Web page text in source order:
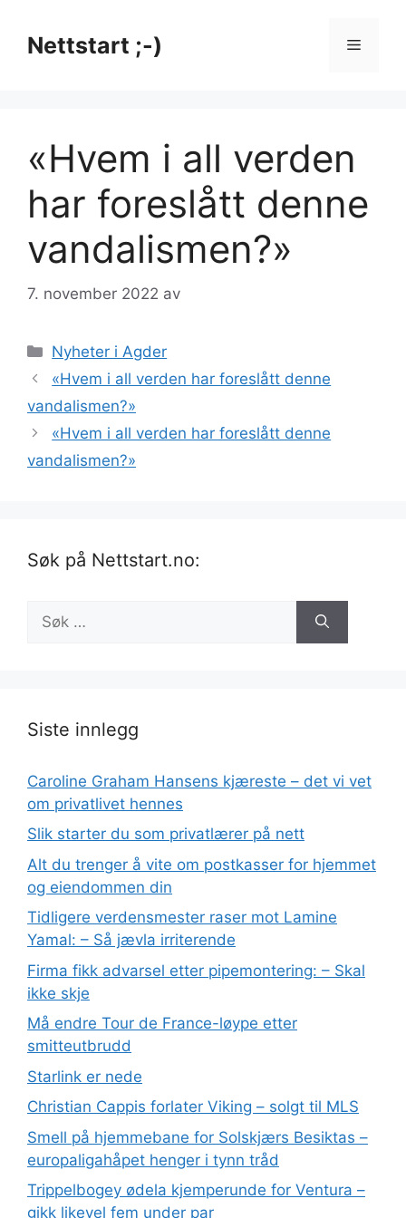
innholdNettstart ;-) Meny
«Hvem i all verden
har foreslått denne
vandalismen?»
7. november 2022 av
Kategorier
Nyheter i Agder
«Hvem i all verden har foreslått denne
vandalismen?»
«Hvem i all verden har foreslått denne
vandalismen?»
Søk på Nettstart.no:
etter:
Siste innlegg
Caroline Graham Hansens kjæreste – det vi vet
om privatlivet hennes
Slik starter du som privatlærer på nett
Alt du trenger å vite om postkasser for hjemmet
og eiendommen din
Tidligere verdensmester raser mot Lamine
Yamal: – Så jævla irriterende
Firma fikk advarsel etter pipemontering: – Skal
ikke skje
Må endre Tour de France-løype etter
smitteutbrudd
Starlink er nede
Christian Cappis forlater Viking – solgt til MLS
Smell på hjemmebane for Solskjærs Besiktas –
europaligahåpet henger i tynn tråd
Trippelbogey ødela kjemperunde for Ventura –
gikk likevel fem under par